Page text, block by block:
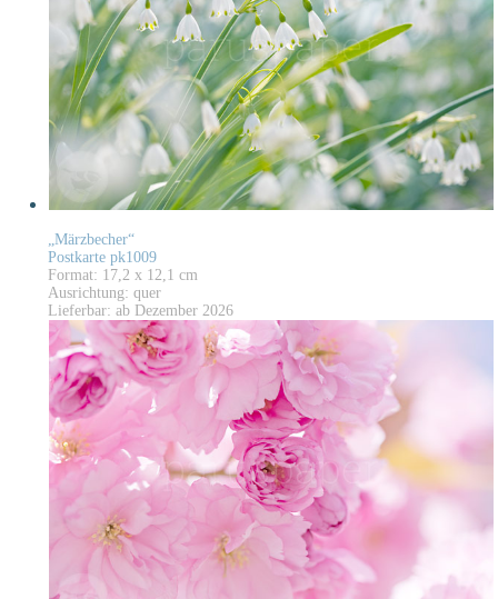
„Märzbecher“
Postkarte pk1009
Format: 17,2 x 12,1 cm
Ausrichtung: quer
Lieferbar: ab Dezember 2026